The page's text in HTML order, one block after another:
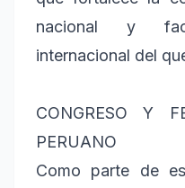
nacional y
internacional del
CONGRESO Y
PERUANO
Como parte de